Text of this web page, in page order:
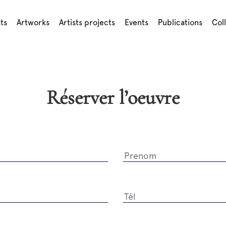
Artworks Artists projects Events Publications
Réserver l’oeuvre